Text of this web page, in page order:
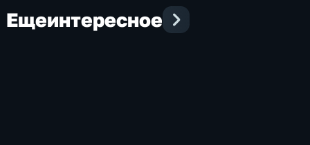
Ещеинтересное